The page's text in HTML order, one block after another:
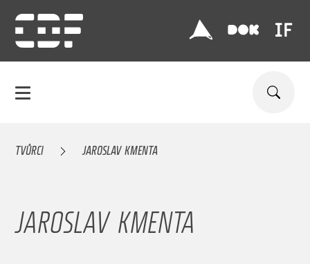
TVŮRCI JAROSLAV KMENTA
JAROSLAV KMENTA